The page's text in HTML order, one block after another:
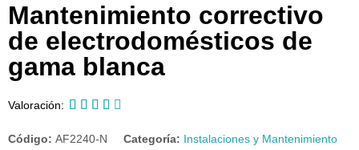
Mantenimiento correctivo
de electrodomésticos de
gama blanca
Valoración:     
Código: AF2240-N Categoría: Instalaciones y Mantenimiento